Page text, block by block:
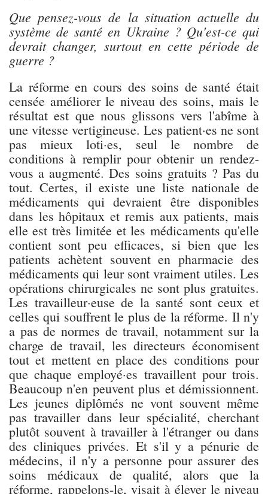
Que pensez-vous de la situation actuelle du
système de santé en Ukraine ? Qu'est-ce qui
devrait changer, surtout en cette période de
guerre ?
La réforme en cours des soins de santé était
censée améliorer le niveau des soins, mais le
résultat est que nous glissons vers l'abîme à
une vitesse vertigineuse. Les patient·es ne sont
pas mieux loti·es, seul le nombre de
conditions à remplir pour obtenir un rendez-
vous a augmenté. Des soins gratuits ? Pas du
tout. Certes, il existe une liste nationale de
médicaments qui devraient être disponibles
dans les hôpitaux et remis aux patients, mais
elle est très limitée et les médicaments qu'elle
contient sont peu efficaces, si bien que les
patients achètent souvent en pharmacie des
médicaments qui leur sont vraiment utiles. Les
opérations chirurgicales ne sont plus gratuites.
Les travailleur·euse de la santé sont ceux et
celles qui souffrent le plus de la réforme. Il n'y
a pas de normes de travail, notamment sur la
charge de travail, les directeurs économisent
tout et mettent en place des conditions pour
que chaque employé·es travaillent pour trois.
Beaucoup n'en peuvent plus et démissionnent.
Les jeunes diplômés ne vont souvent même
pas travailler dans leur spécialité, cherchant
plutôt souvent à travailler à l'étranger ou dans
des cliniques privées. Et s'il y a pénurie de
médecins, il n'y a personne pour assurer des
soins médicaux de qualité, alors que la
réforme, rappelons-le, visait à élever le niveau